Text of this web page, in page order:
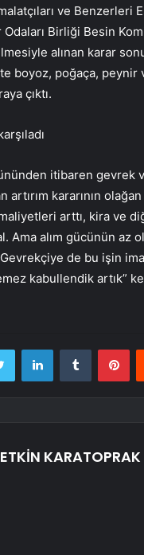
ve Benzerleri
Odaları Birliği Besin
alınan karar
boyoz, poğaça, peynir
çıktı.
itibaren gevrek
artırım kararının
arttı, kira ve
Ama alım gücünün az
Gevrekçiye de bu işin
kabullendik artık”
Twitter LinkedInTumblr
KARATOPRAK